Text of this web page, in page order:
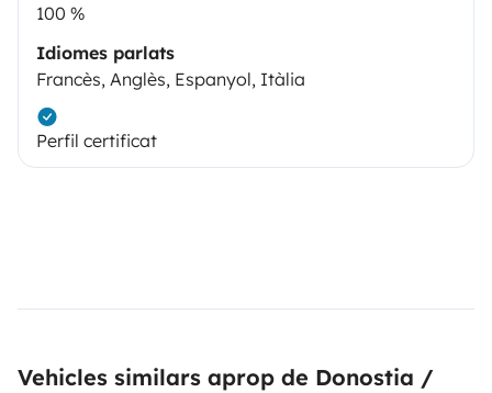
100 %
Idiomes parlats
Francès, Anglès, Espanyol, Itàlia
Perfil certificat
Vehicles similars aprop de Donostia /